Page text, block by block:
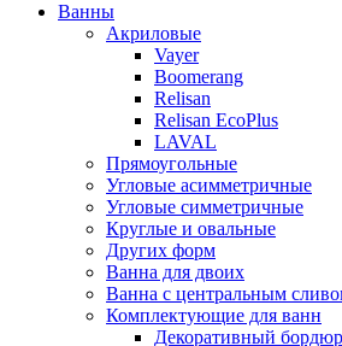
Ванны
Акриловые
Vayer
Boomerang
Relisan
Relisan EcoPlus
LAVAL
Прямоугольные
Угловые асимметричные
Угловые симметричные
Круглые и овальные
Других форм
Ванна для двоих
Ванна с центральным
Комплектующие для ванн
Декоративный